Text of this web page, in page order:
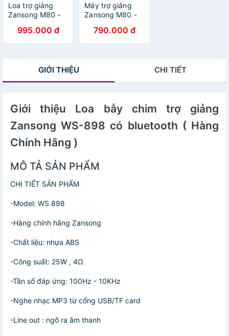
Loa trợ giảng
Zansong M80 -
kèm micro cài tai
không dây - Kết
card, FM - Công
lượng lớn thời
gian dùng lên
đến 6h - Âm
thanh rõ ràng,
sắc nét - Hàng
995.000 đ
Máy trợ giảng
Zansong M80 -
790.000 đ
GIỚI THIỆU CHI TIẾT
Giới thiệu Loa bẫy chim trợ giảng
Zansong WS-898 có bluetooth ( Hàng
Chính Hãng )
MÔ TẢ SẢN PHẨM
CHI TIẾT SẢN PHẨM
-Model: WS 898
-Hàng chính hãng Zansong
-Chất liệu: nhựa ABS
-Công suất: 25W , 4Ω
-Tần số đáp ứng: 100Hz - 10KHz
-Nghe nhạc MP3 từ cổng USB/TF card
-Line out : ngõ ra âm thanh